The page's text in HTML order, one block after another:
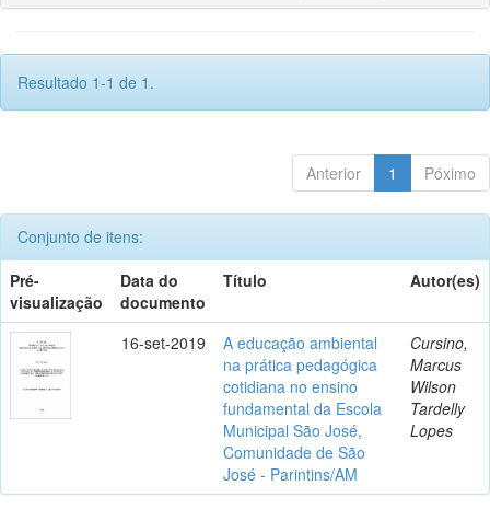
Resultado 1-1 de 1.
Anterior 1 Póximo
Conjunto de itens:
Pré-
visualização
Data do
documento
Título Autor(es)
16-set-2019
A educação ambiental
na prática pedagógica
cotidiana no ensino
fundamental da Escola
Municipal São José,
Comunidade de São
José - Parintins/AM
Cursino,
Marcus
Wilson
Tardelly
Lopes